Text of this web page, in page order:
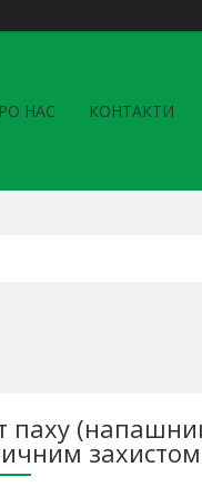
НАС КОНТАКТИ
паху